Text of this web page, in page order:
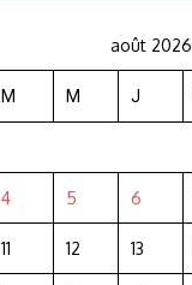
août 2026
M M J
4 5 6
11 12 13